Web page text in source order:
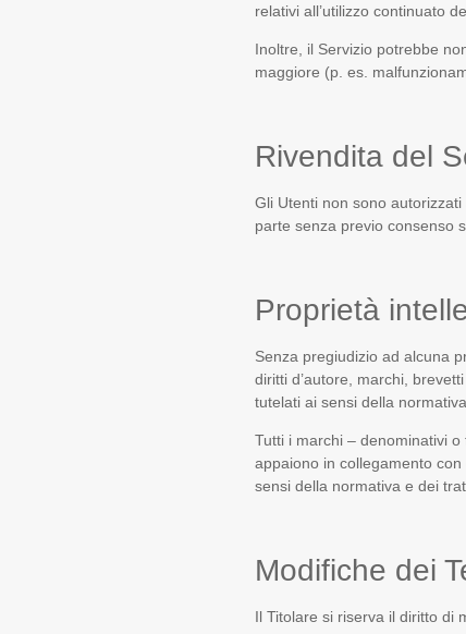
relativi all’utilizzo continuato
Inoltre, il Servizio potrebbe
maggiore (p. es.
Rivendita del
Gli Utenti non sono
parte senza previo consenso
Proprietà
Senza pregiudizio ad alcuna
diritti d’autore, marchi,
tutelati ai sensi della
Tutti i marchi – denominativi
appaiono in collegamento
sensi della normativa e dei
Modifiche dei
Il Titolare si riserva il diritto di